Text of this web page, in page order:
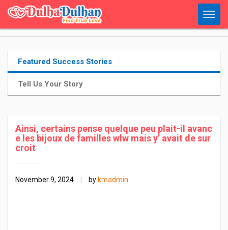
Featured Success Stories
Tell Us Your Story
Ainsi, certains pense quelque peu plait-il avanc
e les bijoux de familles wlw mais y’ avait de sur
croit
November 9, 2024 by kmadmin